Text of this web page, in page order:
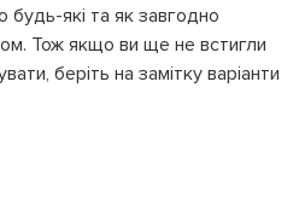
які та як завгодно
Тож якщо ви ще не встигли
беріть на замітку варіанти